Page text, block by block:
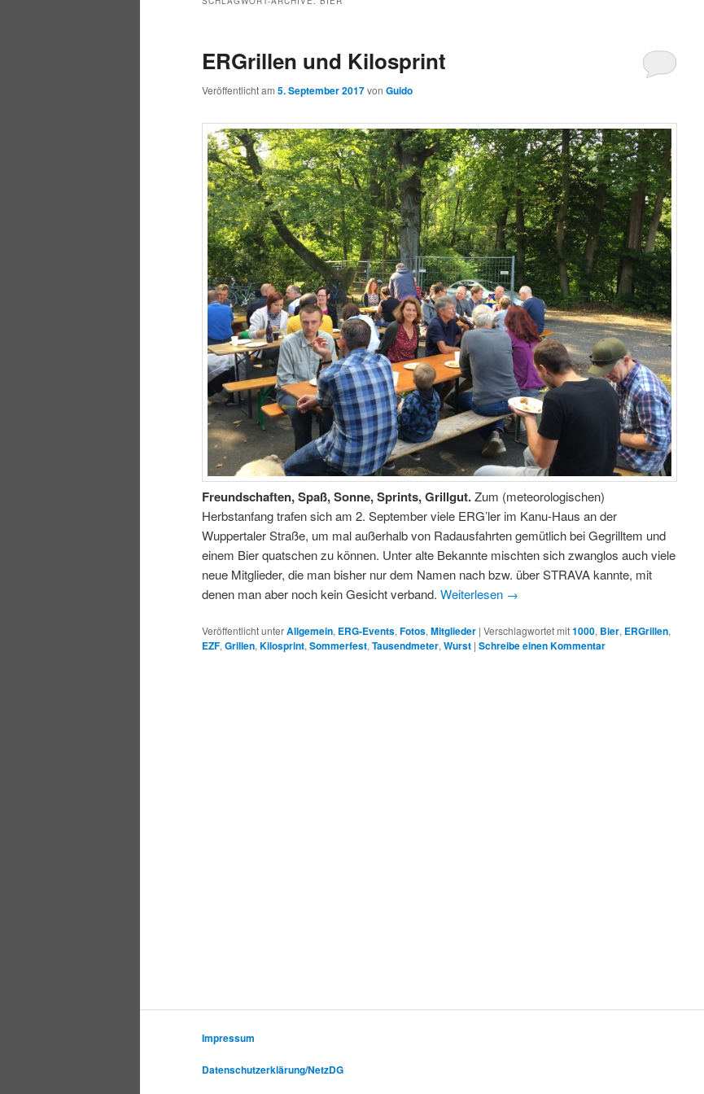
ERGrillen und Kilosprint
Veröffentlicht am 5. September 2017von Guido
Freundschaften, Spaß, Sonne, Sprints, Grillgut.Zum (meteorologischen)
Herbstanfang trafen sich am 2. September viele ERG’ler im Kanu-Haus an der
Wuppertaler Straße, um mal außerhalb von Radausfahrten gemütlich bei Gegrilltem und
einem Bier quatschen zu können. Unter alte Bekannte mischten sich zwanglos auch viele
neue Mitglieder, die man bisher nur dem Namen nach bzw. über STRAVA kannte, mit
denen man aber noch kein Gesicht verband. Weiterlesen →
Veröffentlicht unterAllgemein, ERG-Events,Fotos,Mitglieder | Verschlagwortet mit1000, Bier, ERGrillen,
EZF,Grillen,Kilosprint,Sommerfest,Tausendmeter,Wurst | Schreibe einen Kommentar
Impressum
Datenschutzerklärung/NetzDG